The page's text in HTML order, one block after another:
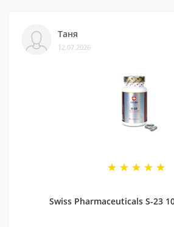
Таня
12.07.2026
Swiss Pharmaceuticals S-23